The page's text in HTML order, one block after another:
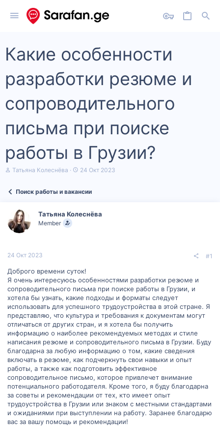
Какие особенности
разработки резюме и
сопроводительного
письма при поиске
работы в Грузии?
А
е
м
ы
Татьяна Колеснёва
Д
а
ч
24 Окт 2023
Поиск работы и вакансии
Татьяна Колеснёва
Member
24 Окт 2023 #1
Доброго времени суток!
Я очень интересуюсь особенностями разработки резюме и
сопроводительного письма при поиске работы в Грузии, и
хотела бы узнать, какие подходы и форматы следует
использовать для успешного трудоустройства в этой стране. Я
представляю, что культура и требования к документам могут
отличаться от других стран, и я хотела бы получить
информацию о наиболее рекомендуемых методах и стиле
написания резюме и сопроводительного письма в Грузии. Буду
благодарна за любую информацию о том, какие сведения
включать в резюме, как подчеркнуть свои навыки и опыт
работы, а также как подготовить эффективное
сопроводительное письмо, которое привлечет внимание
потенциального работодателя. Кроме того, я буду благодарна
за советы и рекомендации от тех, кто имеет опыт
трудоустройства в Грузии или знаком с местными стандартами
и ожиданиями при выступлении на работу. Заранее благодарю
вас за вашу помощь и рекомендации!